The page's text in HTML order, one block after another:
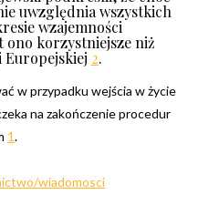
uwzględnia wszystkich
wzajemności
korzystniejsze niż
2.
w przypadku wejścia w życie
na zakończenie procedur
1.
wiadomosci